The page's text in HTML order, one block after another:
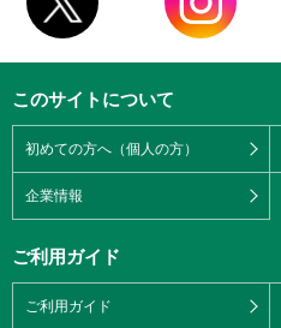
このサイトについて
初めての方へ（個人の方）
企業情報
ご利用ガイド
ご利用ガイド